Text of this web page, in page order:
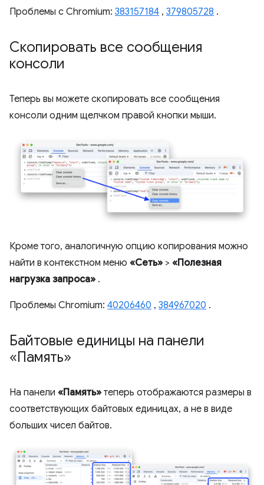
Проблемы с Chromium: 383157184 , 379805728 .
Скопировать все сообщения
консоли
Теперь вы можете скопировать все сообщения
консоли одним щелчком правой кнопки мыши.
Кроме того, аналогичную опцию копирования можно
найти в контекстном меню «Сеть» > «Полезная
нагрузка запроса» .
Проблемы Chromium: 40206460 , 384967020 .
Байтовые единицы на панели
«Память»
На панели «Память» теперь отображаются размеры в
соответствующих байтовых единицах, а не в виде
больших чисел байтов.